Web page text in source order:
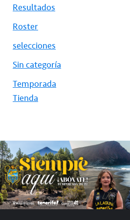
Resultados
Roster
selecciones
Sin categoría
Temporada
Tienda